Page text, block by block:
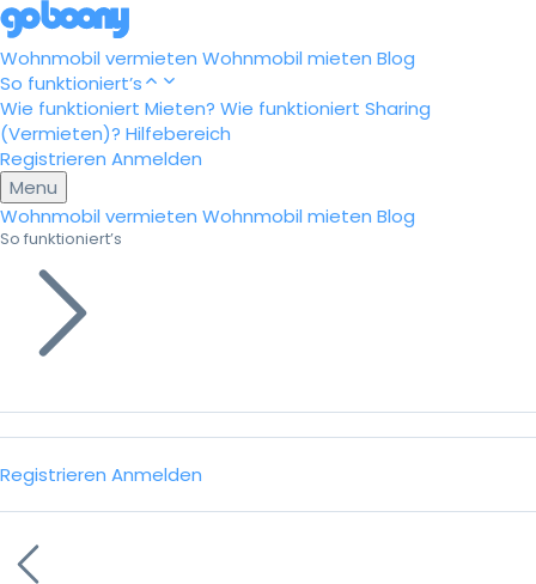
Wohnmobil vermieten Wohnmobil mieten Blog
So funktioniert’s
Wie funktioniert Mieten? Wie funktioniert Sharing
(Vermieten)? Hilfebereich
Registrieren Anmelden
Menu
Wohnmobil vermieten Wohnmobil mieten Blog
So funktioniert’s
Registrieren Anmelden